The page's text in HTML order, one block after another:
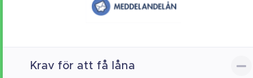
Krav för att få låna